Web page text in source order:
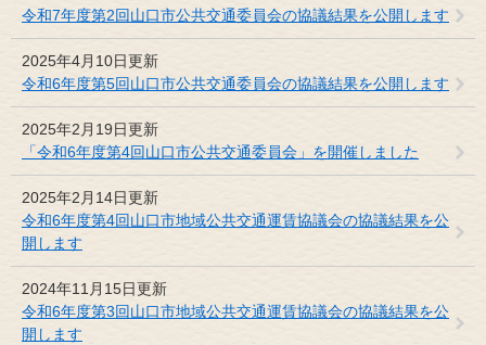
令和7年度第2回山口市公共交通委員会の協議結果を公開します
2025年4月10日更新
令和6年度第5回山口市公共交通委員会の協議結果を公開します
2025年2月19日更新
「令和6年度第4回山口市公共交通委員会」を開催しました
2025年2月14日更新
令和6年度第4回山口市地域公共交通運賃協議会の協議結果を公
開します
2024年11月15日更新
令和6年度第3回山口市地域公共交通運賃協議会の協議結果を公
開します